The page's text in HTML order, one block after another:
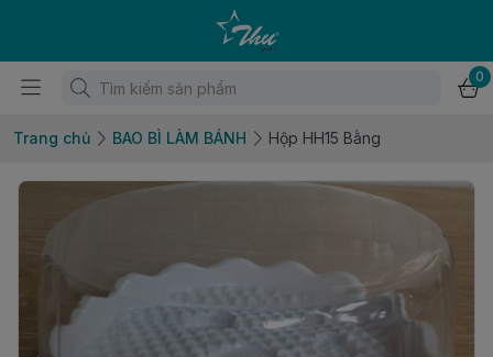
0
Trang chủ BAO BÌ LÀM BÁNH Hộp HH15 Bằng